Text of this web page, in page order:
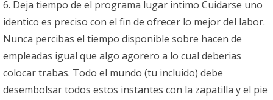
6. Deja tiempo de el programa lugar intimo Cuidarse uno
identico es preciso con el fin de ofrecer lo mejor del labor.
Nunca percibas el tiempo disponible sobre hacen de
empleadas igual que algo agorero a lo cual deberias
colocar trabas. Todo el mundo (tu incluido) debe
desembolsar todos estos instantes con la zapatilla y el pie